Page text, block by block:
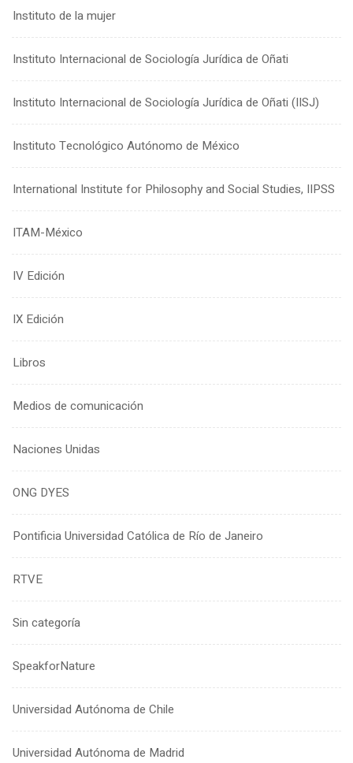
Instituto de la mujer
Instituto Internacional de Sociología Jurídica de Oñati
Instituto Internacional de Sociología Jurídica de Oñati (IISJ)
Instituto Tecnológico Autónomo de México
International Institute for Philosophy and Social Studies, IIPSS
ITAM-México
IV Edición
IX Edición
Libros
Medios de comunicación
Naciones Unidas
ONG DYES
Pontificia Universidad Católica de Río de Janeiro
RTVE
Sin categoría
SpeakforNature
Universidad Autónoma de Chile
Universidad Autónoma de Madrid